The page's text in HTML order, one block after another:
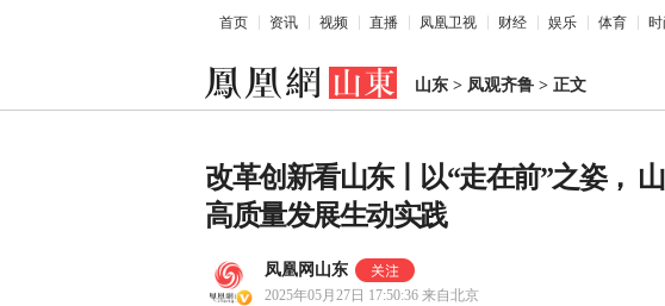
首页 资讯 视频 直播 凤凰卫视 财经 娱乐 体育
山东 > 凤观齐鲁 > 正文
改革创新看山东丨以“走在前”之姿，
高质量发展生动实践
凤凰网山东
2025年05月27日 17:50:36 来自北京